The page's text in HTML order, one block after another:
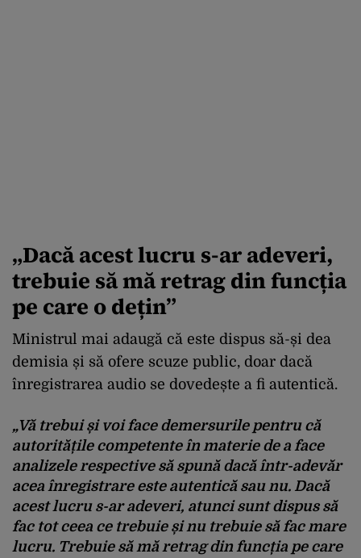
„Dacă acest lucru s-ar adeveri,
trebuie să mă retrag din funcția
pe care o dețin”
Ministrul mai adaugă că este dispus să-și dea
demisia și să ofere scuze public, doar dacă
înregistrarea audio se dovedește a fi autentică.
„Vă trebui și voi face demersurile pentru că
autoritățile competente în materie de a face
analizele respective să spună dacă într-adevăr
acea înregistrare este autentică sau nu. Dacă
acest lucru s-ar adeveri, atunci sunt dispus să
fac tot ceea ce trebuie și nu trebuie să fac mare
lucru. Trebuie să mă retrag din funcția pe care